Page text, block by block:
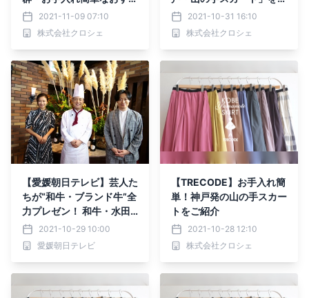
めアイテムをご紹介
2021-11-09 07:10
株式会社クロシェ
紹介2021-10-31 16:10
株式会社クロシェ
【愛媛朝日テレビ】芸人た
ちが“和牛・ブランド牛”全
力プレゼン！ 和牛・水田
「収録中ずっと幸せ♡」
2021-10-29 10:00
愛媛朝日テレビ
【TRECODE】お手入れ簡
単！神戸発の山の手スカー
トをご紹介
2021-10-28 12:10
株式会社クロシェ